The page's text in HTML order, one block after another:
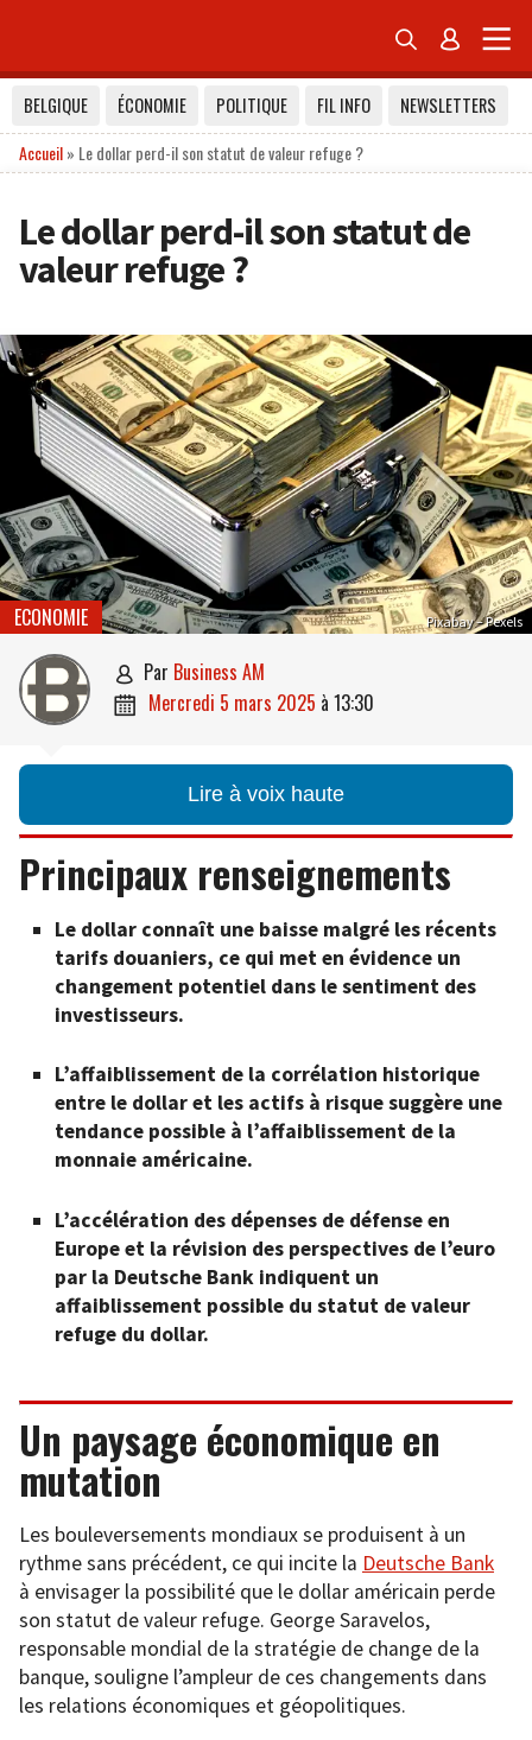
 
BELGIQUE ÉCONOMIE POLITIQUE FIL INFO
NEWSLETTERS
Accueil» Le dollar perd-il son statut de valeur refuge ?
Le dollar perd-il son statut de
valeur refuge ?
Pixabay – Pexels
ECONOMIE
 par Business AM
 mercredi 5 mars 2025 à 13:30
Lire à voix haute
Principaux renseignements
Le dollar connaît une baisse malgré les récents
tarifs douaniers, ce qui met en évidence un
changement potentiel dans le sentiment des
investisseurs.
L’affaiblissement de la corrélation historique
entre le dollar et les actifs à risque suggère une
tendance possible à l’affaiblissement de la
monnaie américaine.
L’accélération des dépenses de défense en
Europe et la révision des perspectives de l’euro
par la Deutsche Bank indiquent un
affaiblissement possible du statut de valeur
refuge du dollar.
Un paysage économique en
mutation
Les bouleversements mondiaux se produisent à un
rythme sans précédent, ce qui incite la Deutsche Bank
à envisager la possibilité que le dollar américain perde
son statut de valeur refuge. George Saravelos,
responsable mondial de la stratégie de change de la
banque, souligne l’ampleur de ces changements dans
les relations économiques et géopolitiques.